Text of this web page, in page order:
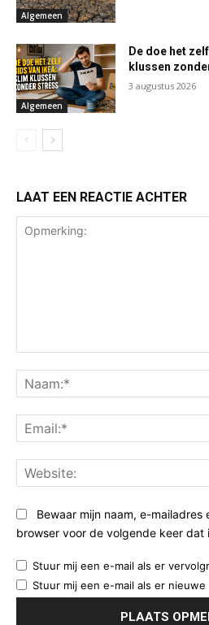
Algemeen
Algemeen
De doe het
klussen
3 augustus 2026
LAAT EEN REACTIE ACHTER
Bewaar mijn naam, e-mailadres
browser voor de volgende keer dat
Stuur mij een e-mail als er
Stuur mij een e-mail als er